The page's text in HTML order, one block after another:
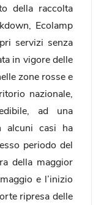
della raccolta
Ecolamp
servizi senza
in vigore delle
zone rosse e
nazionale,
ad una
alcuni casi ha
periodo del
della maggior
e l’inizio
ripresa delle